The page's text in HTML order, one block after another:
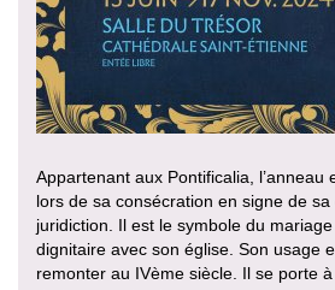
Appartenant aux Pontificalia, l’anneau
lors de sa consécration en signe de
juridiction. Il est le symbole du
dignitaire avec son église. Son usage
remonter au IVème siècle. Il se porte